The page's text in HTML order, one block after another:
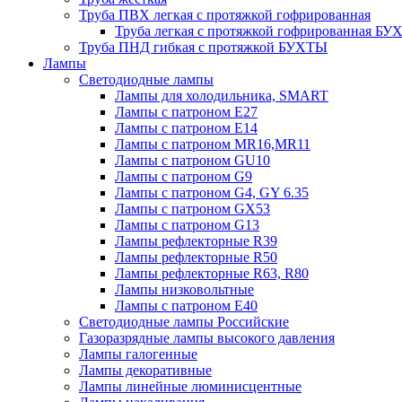
Труба ПВХ легкая с протяжкой гофрированная
Труба легкая с протяжкой гофрированная
Труба ПНД гибкая с протяжкой БУХТЫ
Лампы
Светодиодные лампы
Лампы для холодильника, SMART
Лампы с патроном E27
Лампы с патроном Е14
Лампы с патроном MR16,MR11
Лампы с патроном GU10
Лампы с патроном G9
Лампы с патроном G4, GY 6.35
Лампы с патроном GX53
Лампы с патроном G13
Лампы рефлекторные R39
Лампы рефлекторные R50
Лампы рефлекторные R63, R80
Лампы низковольтные
Лампы с патроном Е40
Светодиодные лампы Российские
Газоразрядные лампы высокого давления
Лампы галогенные
Лампы декоративные
Лампы линейные люминисцентные